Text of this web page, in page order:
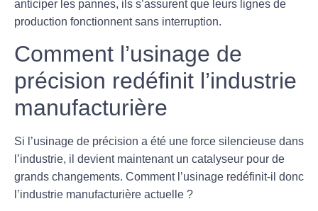
anticiper les pannes, ils s’assurent que leurs lignes de
production fonctionnent sans interruption.
Comment l’usinage de
précision redéfinit l’industrie
manufacturière
Si l’usinage de précision a été une force silencieuse dans
l’industrie, il devient maintenant un catalyseur pour de
grands changements. Comment l’usinage redéfinit-il donc
l’industrie manufacturière actuelle ?